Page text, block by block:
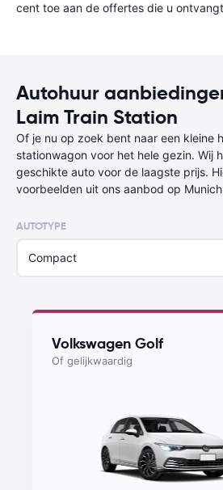
cent toe aan de offertes die u
Autohuur
Laim Train Station
Of je nu op zoek bent naar een kleine
stationwagon voor het hele gezin. Wij
geschikte auto voor de laagste prijs.
voorbeelden uit ons aanbod op
AUTOTYPE
Compact
Volkswagen Golf
Of gelijkwaardig